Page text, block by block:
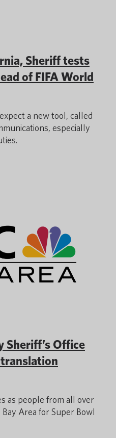
Sheriff tests
of FIFA World
a new tool, called
especially
Sheriff’s Office
as people from all over
Area for Super Bowl